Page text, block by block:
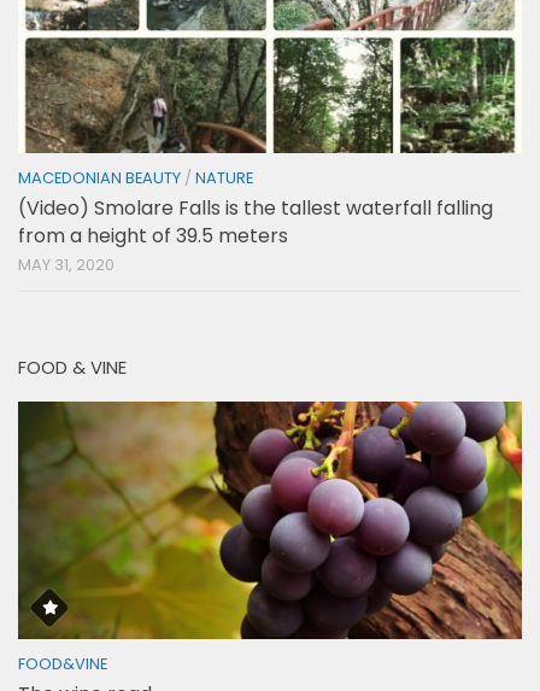
MACEDONIAN BEAUTY / NATURE
(Video) Smolare Falls is the tallest waterfall falling
from a height of 39.5 meters
MAY 31, 2020
FOOD & VINE
FOOD&VINE